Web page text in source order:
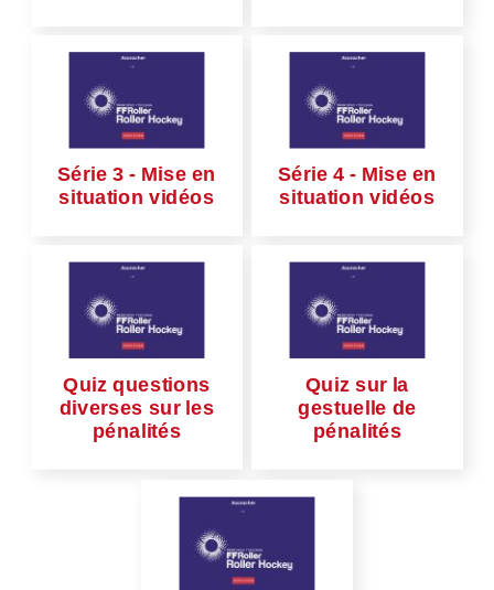
Série 3 - Mise en
situation vidéos
Série 4 - Mise en
situation vidéos
Quiz questions
diverses sur les
pénalités
Quiz sur la
gestuelle de
pénalités